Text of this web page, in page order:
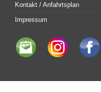
Kontakt / Anfahrtsplan
Impressum